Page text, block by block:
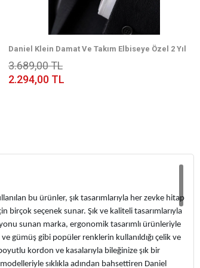
Daniel Klein Damat Ve Takım Elbiseye Özel 2 Yıl
Garantili Çelik Kordon Erkek Kol Saati
VS.BLKT.0999
3.689,00 TL
2.294,00 TL
bu ürünler, şık tasarımlarıyla her zevke hitap
seçenek sunar. Şık ve kaliteli tasarımlarıyla
sunan marka, ergonomik tasarımlı ürünleriyle
gümüş gibi popüler renklerin kullanıldığı çelik ve
kordon ve kasalarıyla bileğinize şık bir
sıklıkla adından bahsettiren Daniel